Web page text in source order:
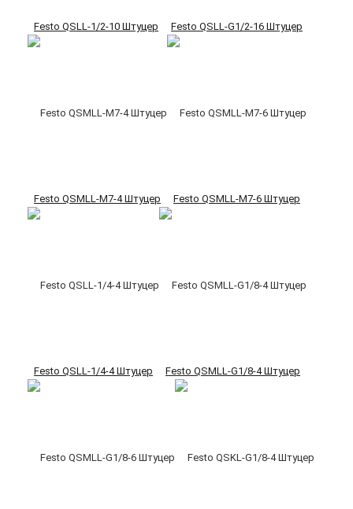
Festo QSLL-1/2-10 Штуцер Festo QSLL-G1/2-16 Штуцер
Festo QSMLL-M7-4 Штуцер Festo QSMLL-M7-6 Штуцер
Festo QSLL-1/4-4 Штуцер Festo QSMLL-G1/8-4 Штуцер